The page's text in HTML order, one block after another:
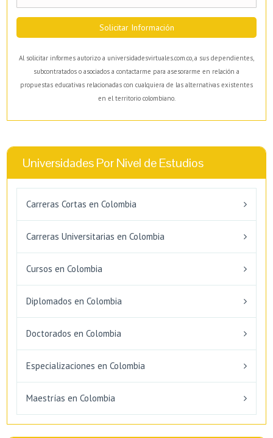
Solicitar Información
Al solicitar informes autorizo a universidadesvirtuales.com.co, a sus dependientes,
subcontratados o asociados a contactarme para asesorarme en relación a
propuestas educativas relacionadas con cualquiera de las alternativas existentes
en el territorio colombiano.
Universidades Por Nivel de Estudios
Carreras Cortas en Colombia
Carreras Universitarias en Colombia
Cursos en Colombia
Diplomados en Colombia
Doctorados en Colombia
Especializaciones en Colombia
Maestrías en Colombia